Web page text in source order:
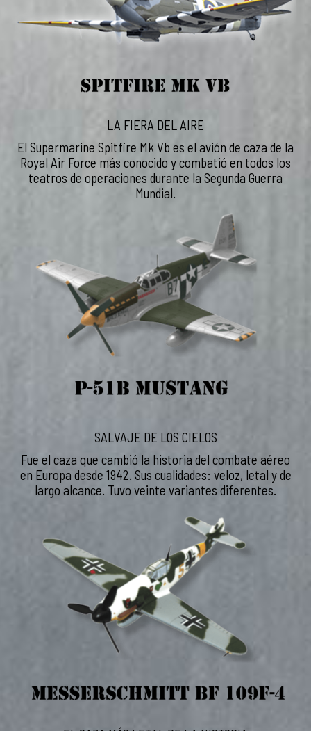
LA FIERA DEL AIRE
El Supermarine Spitfire Mk Vb es el avión de caza de la
Royal Air Force más conocido y combatió en todos los
teatros de operaciones durante la Segunda Guerra
Mundial.
SALVAJE DE LOS CIELOS
Fue el caza que cambió la historia del combate aéreo
en Europa desde 1942. Sus cualidades: veloz, letal y de
largo alcance. Tuvo veinte variantes diferentes.